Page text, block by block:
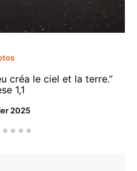
créa le ciel et la terre.”
1,1
2025